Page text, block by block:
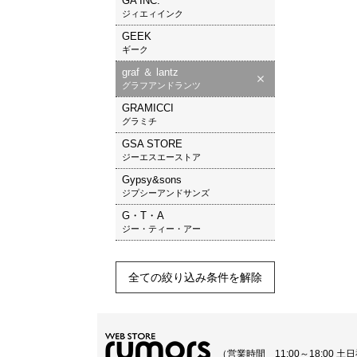
ジィエィインク
GEEK
ギーク
graf ＆ lantz
グラフアンドランツ
GRAMICCI
グラミチ
GSA STORE
ジーエスエーストア
Gypsy&sons
ジプシーアンドサンズ
G・T・A
ジー・ティー・アー
全ての絞り込み条件を解除
（営業時間 11:00～18:00 土日